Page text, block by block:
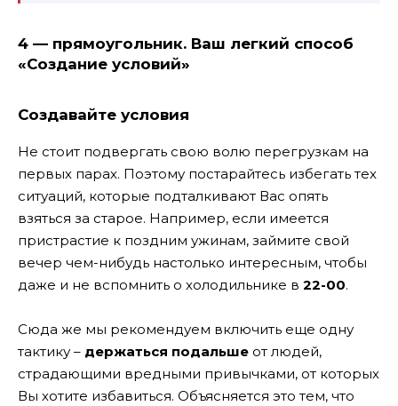
4 — прямоугольник. Ваш легкий способ
«Создание условий»
Создавайте условия
Не стоит подвергать свою волю перегрузкам на
первых парах. Поэтому постарайтесь избегать тех
ситуаций, которые подталкивают Вас опять
взяться за старое. Например, если имеется
пристрастие к поздним ужинам, займите свой
вечер чем-нибудь настолько интересным, чтобы
даже и не вспомнить о холодильнике в 22-00.
Сюда же мы рекомендуем включить еще одну
тактику – держаться подальше от людей,
страдающими вредными привычками, от которых
Вы хотите избавиться. Объясняется это тем, что